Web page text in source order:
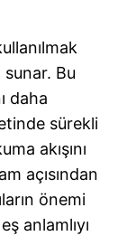
sunar. Bu
daha
sürekli
akışını
açısından
önemi
anlamlıyı